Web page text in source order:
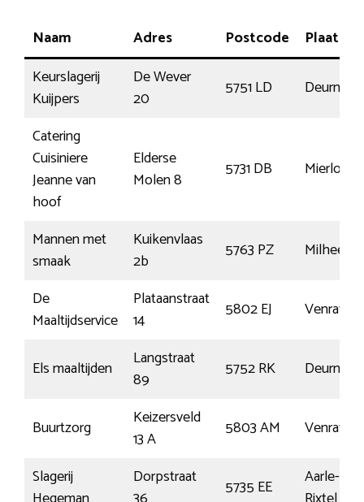
Naam Adres Postcode
Plaats
Keurslagerij
Kuijpers
De Wever
20
5751 LD
Deurne
Catering
Cuisiniere
Jeanne van
hoof
Elderse
Molen 8
5731 DB Mierlo
Mannen met
smaak
Kuikenvlaas
2b
5763 PZ
Milheeze
De
Maaltijdservice
Plataanstraat
14
5802 EJ Venray
Els maaltijden
Langstraat
89
5752 RK Deurne
Buurtzorg
Keizersveld
13 A
5803 AM
Venray
Slagerij
Dorpstraat
5735 EE
Aarle-